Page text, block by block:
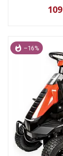
–16%